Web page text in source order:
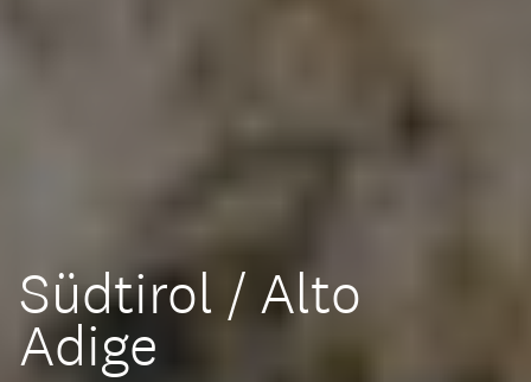
Südtirol / Alto
Adige